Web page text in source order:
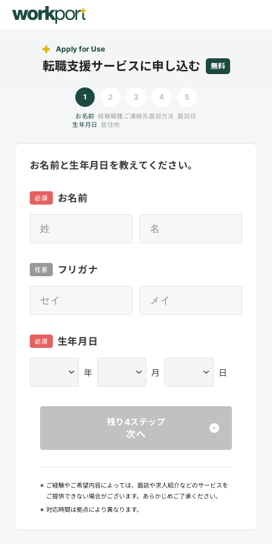
Apply for Use
転職支援サービスに申し込む 無料
1
お名前
生年月日
2
経験職種
居住地
3
ご連絡先
4
面談方法
5
面談日
お名前と生年月日を教えてください。
お名前
必須
フリガナ
任意
生年月日
必須
年 月 日
残り4ステップ
次へ
※ ご経験やご希望内容によっては、面談や求人紹介などのサービスを
ご提供できない場合がございます。あらかじめご了承ください。
※ 対応時間は拠点により異なります。